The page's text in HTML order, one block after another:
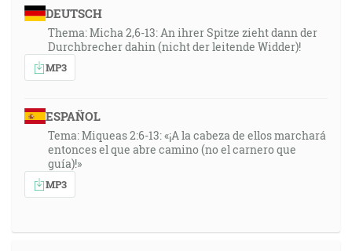
DEUTSCH
Thema: Micha 2,6-13: An ihrer Spitze zieht dann der
Durchbrecher dahin (nicht der leitende Widder)!
MP3
ESPAÑOL
Tema: Miqueas 2:6-13: «¡A la cabeza de ellos marchará
entonces el que abre camino (no el carnero que
guía)!»
MP3